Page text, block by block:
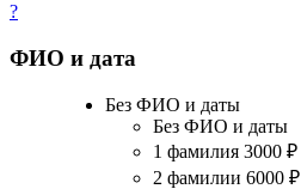
?
ФИО и дата
Без ФИО и даты
Без ФИО и даты
1 фамилия 3000 ₽
2 фамилии 6000 ₽